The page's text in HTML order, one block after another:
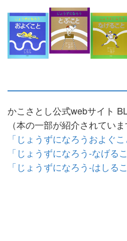
かこさとし公式webサイト
（本の一部が紹介されていま
「じょうずになろうおよぐ
「じょうずになろう-なげる
「じょうずになろう-はしる